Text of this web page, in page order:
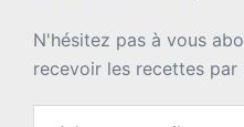
N'hésitez pas à vous
recevoir les recettes par